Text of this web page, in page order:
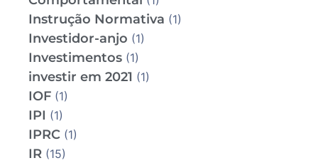
Instrução Normativa (1)
Investidor-anjo (1)
Investimentos (1)
investir em 2021 (1)
IOF (1)
IPI (1)
IPRC (1)
IR (15)